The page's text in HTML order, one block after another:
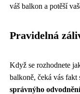
váš balkon a potěší
Pravidelná
Když se rozhodnete
balkoně, čeká vás fakt
správnýho